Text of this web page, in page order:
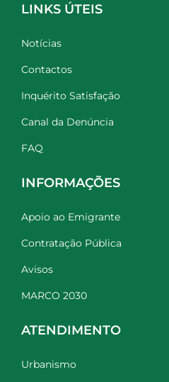
LINKS ÚTEIS
Notícias
Contactos
Inquérito Satisfação
Canal da Denúncia
FAQ
INFORMAÇÕES
Apoio ao Emigrante
Contratação Pública
Avisos
MARCO 2030
ATENDIMENTO
Urbanismo